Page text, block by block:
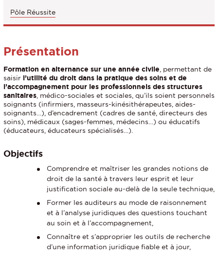
Pôle Réussite
Présentation
Formation en alternance sur une année civile , permettant de
saisir l’utilité du droit dans la pratique des soins et de
l’accompagnement pour les professionnels des structures
sanitaires , médico-sociales et sociales, qu’ils soient personnels
soignants (infirmiers, masseurs-kinésithérapeutes, aides-
soignants…), d’encadrement (cadres de santé, directeurs des
soins), médicaux (sages-femmes, médecins…) ou éducatifs
(éducateurs, éducateurs spécialisés…).
Objectifs
Comprendre et maîtriser les grandes notions de
droit de la santé à travers leur esprit et leur
justification sociale au-delà de la seule technique,
Former les auditeurs au mode de raisonnement
et à l’analyse juridiques des questions touchant
au soin et à l’accompagnement,
Connaître et s’approprier les outils de recherche
d’une information juridique fiable et à jour,